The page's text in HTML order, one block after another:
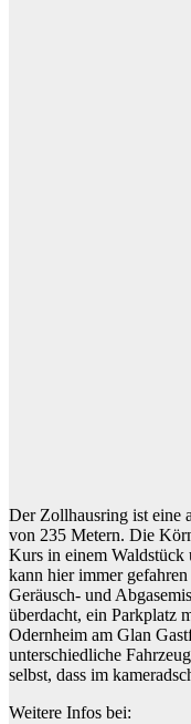
Der Zollhausring ist eine
von 235 Metern. Die
Kurs in einem Waldstück
kann hier immer
Geräusch- und
überdacht, ein Parkplatz
Odernheim am Glan
unterschiedliche
selbst, dass im
Weitere Infos bei: